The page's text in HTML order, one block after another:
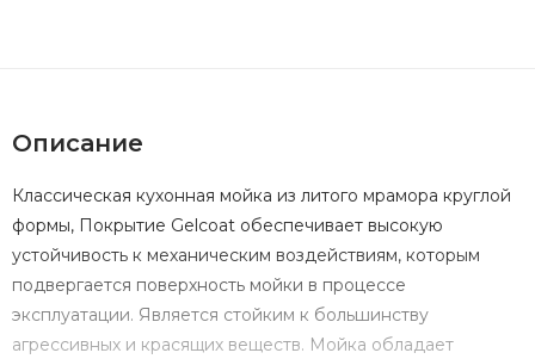
Описание
Классическая кухонная мойка из литого мрамора круглой
формы, Покрытие Gelcoat обеспечивает высокую
устойчивость к механическим воздействиям, которым
подвергается поверхность мойки в процессе
эксплуатации. Является стойким к большинству
агрессивных и красящих веществ. Мойка обладает